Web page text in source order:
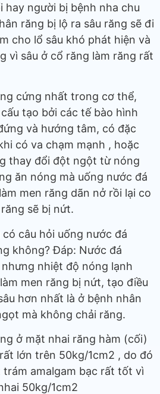
hay người bị bệnh nha chu
răng bị lộ ra sâu răng sẽ đi
cho lổ sâu khó phát hiện và
vì sâu ở cổ răng làm răng rất
cứng nhất trong cơ thể,
tạo bởi các tế bào hình
và hướng tâm, có đặc
có va chạm mạnh , hoặc
thay đổi đột ngột từ nóng
ăn nóng mà uống nước đá
men răng dãn nở rồi lại co
sẽ bị nứt.
câu hỏi uống nước đá
không? Đáp: Nước đá
nhiệt độ nóng lạnh
men răng bị nứt, tạo điều
hơn nhất là ở bệnh nhân
mà không chải răng.
ở mặt nhai răng hàm (cối)
lớn trên 50kg/1cm2 , do đó
amalgam bạc rất tốt vì
50kg/1cm2